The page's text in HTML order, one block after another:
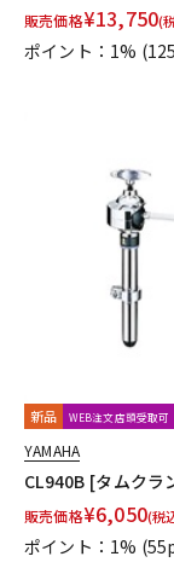
販売価格¥13,750(
ポイント：1%
新品 WEB注文店頭受取可
YAMAHA
CL940B [タムクラ
販売価格¥6,050(税
ポイント：1%